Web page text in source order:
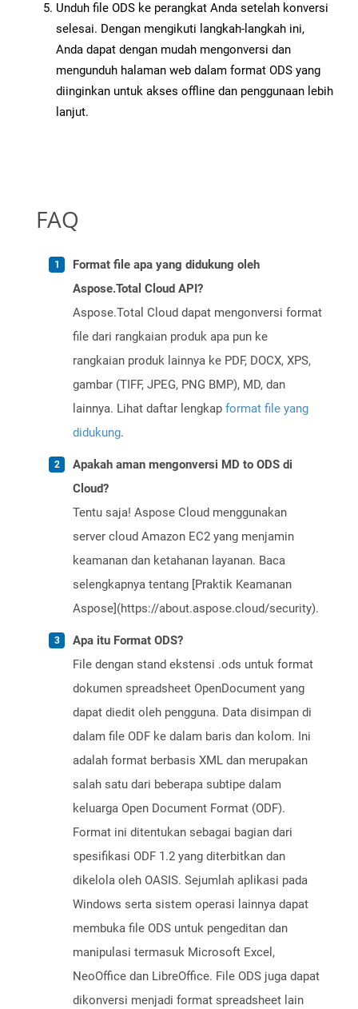
Unduh file ODS ke perangkat Anda setelah konversi
selesai. Dengan mengikuti langkah-langkah ini,
Anda dapat dengan mudah mengonversi dan
mengunduh halaman web dalam format ODS yang
diinginkan untuk akses offline dan penggunaan lebih
lanjut.
FAQ
Format file apa yang didukung oleh
Aspose.Total Cloud API?
Aspose.Total Cloud dapat mengonversi format
file dari rangkaian produk apa pun ke
rangkaian produk lainnya ke PDF, DOCX, XPS,
gambar (TIFF, JPEG, PNG BMP), MD, dan
lainnya. Lihat daftar lengkap format file yang
didukung.
Apakah aman mengonversi MD to ODS di
Cloud?
Tentu saja! Aspose Cloud menggunakan
server cloud Amazon EC2 yang menjamin
keamanan dan ketahanan layanan. Baca
selengkapnya tentang [Praktik Keamanan
Aspose](https://about.aspose.cloud/security).
Apa itu Format ODS?
File dengan stand ekstensi .ods untuk format
dokumen spreadsheet OpenDocument yang
dapat diedit oleh pengguna. Data disimpan di
dalam file ODF ke dalam baris dan kolom. Ini
adalah format berbasis XML dan merupakan
salah satu dari beberapa subtipe dalam
keluarga Open Document Format (ODF).
Format ini ditentukan sebagai bagian dari
spesifikasi ODF 1.2 yang diterbitkan dan
dikelola oleh OASIS. Sejumlah aplikasi pada
Windows serta sistem operasi lainnya dapat
membuka file ODS untuk pengeditan dan
manipulasi termasuk Microsoft Excel,
NeoOffice dan LibreOffice. File ODS juga dapat
dikonversi menjadi format spreadsheet lain